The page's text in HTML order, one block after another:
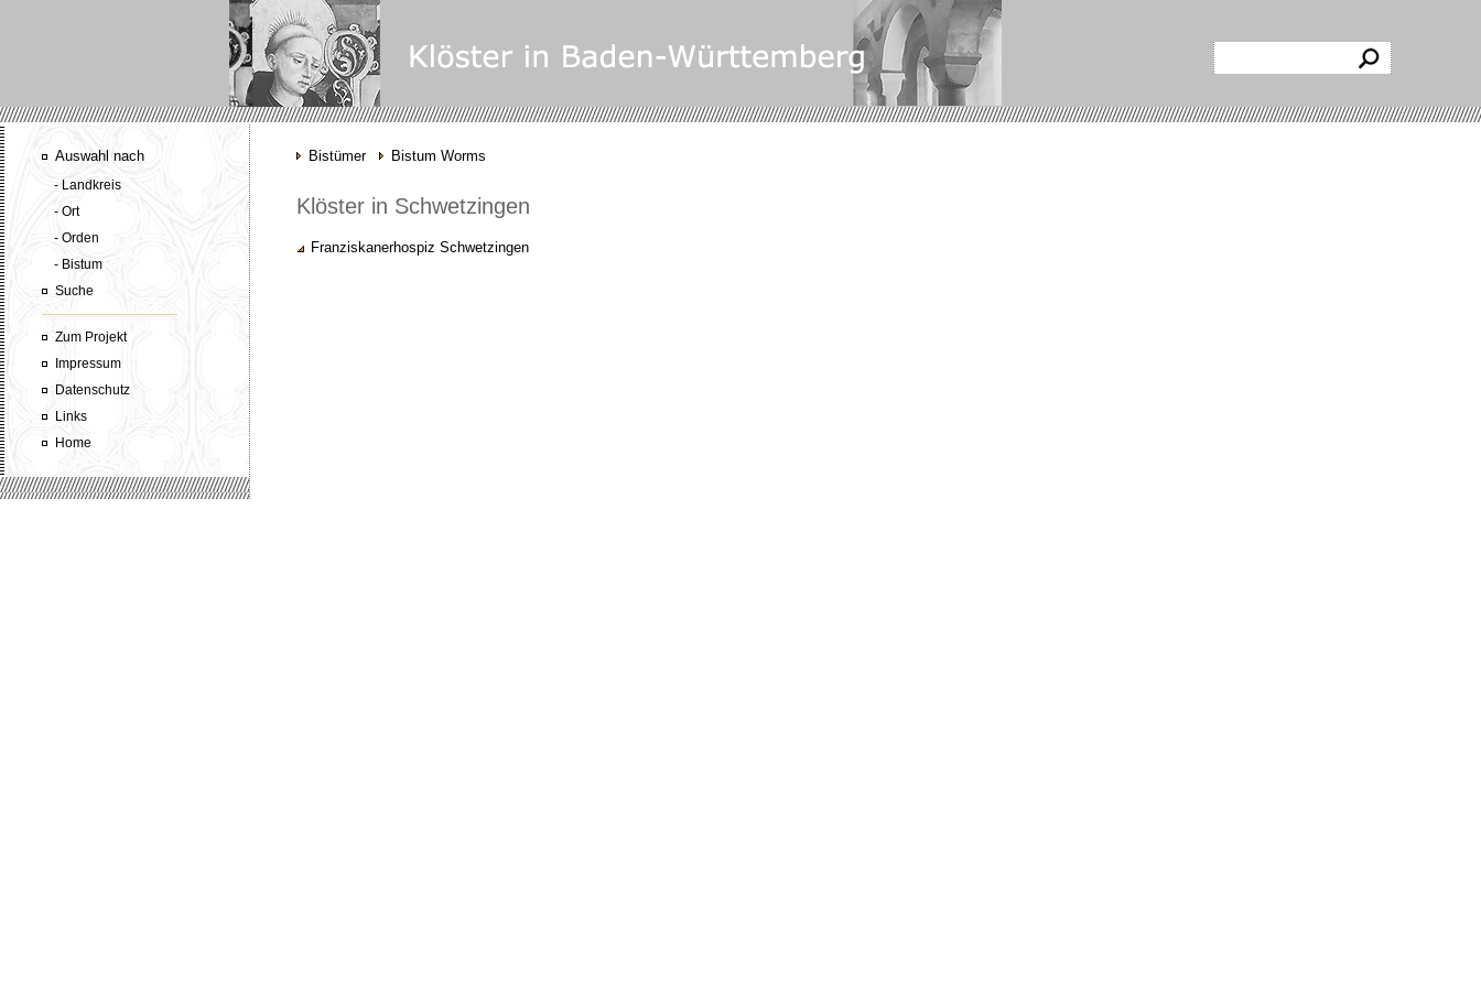
Auswahl nach
- Landkreis
- Ort
- Orden
- Bistum
Suche
Zum Projekt
Impressum
Datenschutz
Links
Home
Bistümer Bistum Worms
Klöster in Schwetzingen
Franziskanerhospiz Schwetzingen